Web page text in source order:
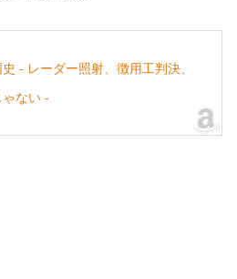
- レーダー照射、徴用工判決、
ない -